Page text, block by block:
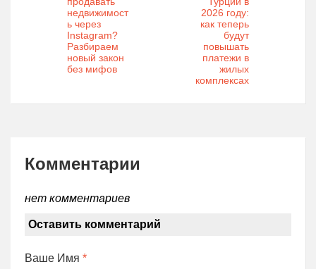
недвижимост
ь через
Instagram?
Разбираем
новый закон
без мифов
2026 году:
как теперь
будут
повышать
платежи в
жилых
комплексах
Комментарии
нет комментариев
Оставить комментарий
Ваше Имя *